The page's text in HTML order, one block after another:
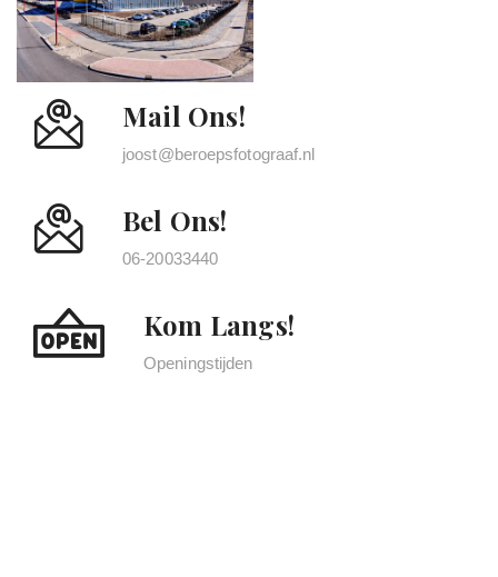
Mail Ons!
joost@beroepsfotograaf.nl
Bel Ons!
06-20033440
Kom Langs!
Openingstijden